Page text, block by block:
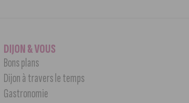
DIJON & VOUS
Bons plans
Dijon à travers le temps
Gastronomie